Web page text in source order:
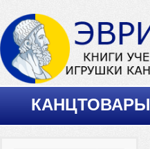
КАНЦТОВАРЫ